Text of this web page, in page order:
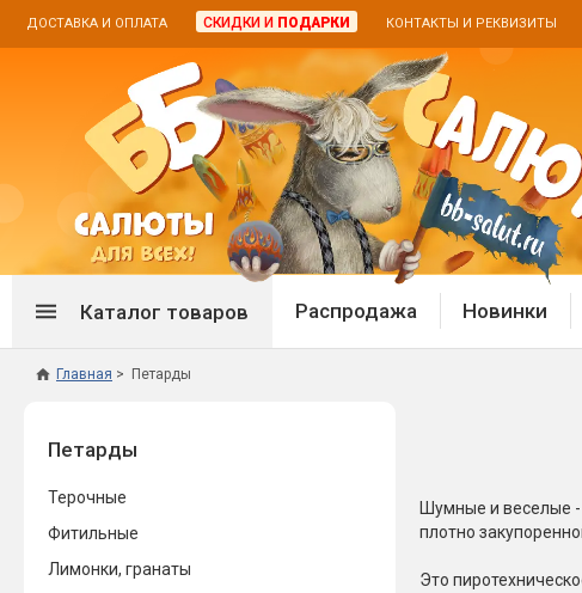
ДОСТАВКА И ОПЛАТА СКИДКИ И ПОДАРКИ КОНТАКТЫ И РЕКВИЗИТЫ
Каталог товаров
Распродажа фейерверков
Распродажа бенгальских огней
Новинки 2025/26 Петарды
Распродажа Новинки
Главная Петарды
Петарды
Терочные
Фитильные
Лимонки, гранаты
Шумные и веселые -
плотно
Это